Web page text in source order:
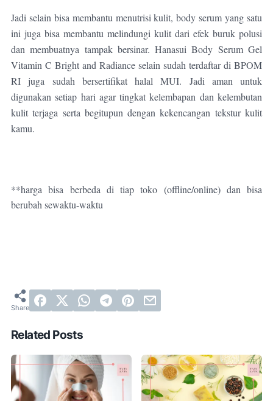
Jadi selain bisa membantu menutrisi kulit, body serum yang satu
ini juga bisa membantu melindungi kulit dari efek buruk polusi
dan membuatnya tampak bersinar.Hanasui Body Serum Gel
Vitamin C Bright and Radiance selain sudah terdaftar di BPOM
RI juga sudah bersertifikat halal MUI. Jadi aman untuk
digunakan setiap hari agar tingkat kelembapan dan kelembutan
kulit terjaga serta begitupun dengan kekencangan tekstur kulit
kamu.
**harga bisa berbeda di tiap toko (offline/online) dan bisa
berubah sewaktu-waktu
Related Posts